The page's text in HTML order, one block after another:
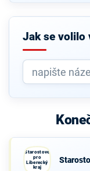
Jak se volilo
Starostové
pro
Liberecký
kraj